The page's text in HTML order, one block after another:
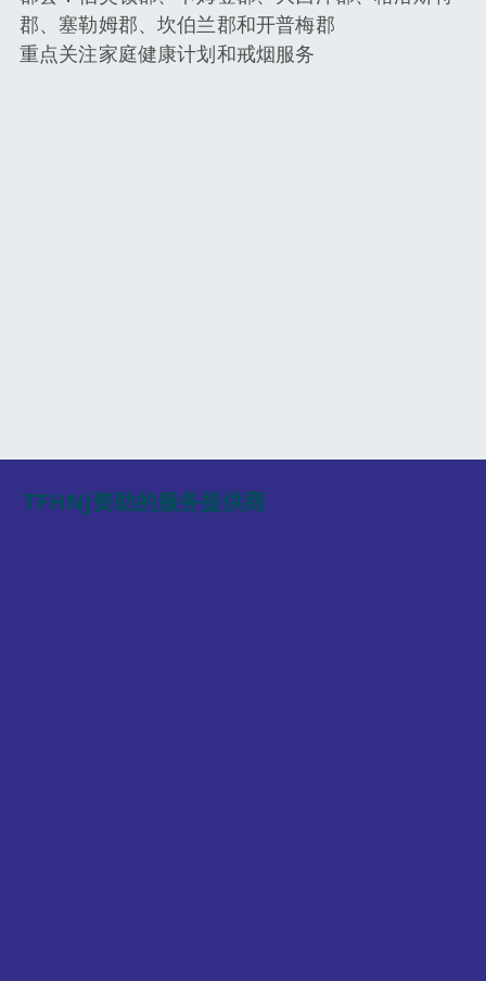
郡、塞勒姆郡、坎伯兰郡和开普梅郡
重点关注家庭健康计划和戒烟服务
TFHNJ资助的服务提供商